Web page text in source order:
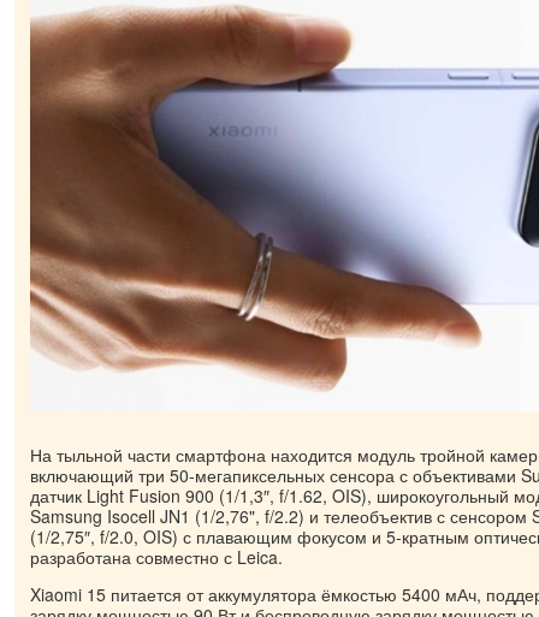
На тыльной части смартфона находится модуль тройной
включающий три 50-мегапиксельных сенсора с объективами
датчик Light Fusion 900 (1/1,3″, f/1.62, OIS), широкоугольный
Samsung Isocell JN1 (1/2,76", f/2.2) и телеобъектив с сенсором
(1/2,75″, f/2.0, OIS) с плавающим фокусом и 5-кратным
разработана совместно с Leica.
Xiaomi 15 питается от аккумулятора ёмкостью 5400 мАч,